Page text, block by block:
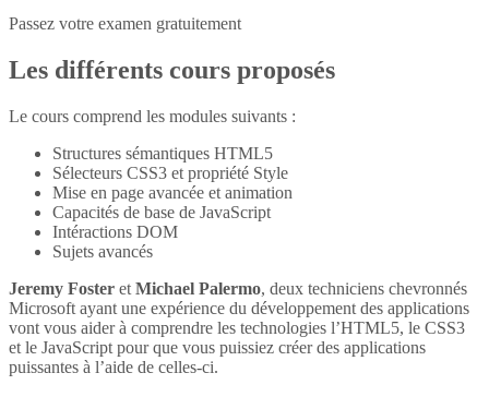
Passez votre examen gratuitement
Les différents cours proposés
Le cours comprend les modules suivants :
Structures sémantiques HTML5
Sélecteurs CSS3 et propriété Style
Mise en page avancée et animation
Capacités de base de JavaScript
Intéractions DOM
Sujets avancés
Jeremy Foster et Michael Palermo, deux techniciens chevronnés
Microsoft ayant une expérience du développement des applications
vont vous aider à comprendre les technologies l’HTML5, le CSS3
et le JavaScript pour que vous puissiez créer des applications
puissantes à l’aide de celles-ci.